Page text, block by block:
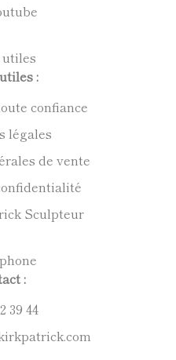
:
confiance
légales
de vente
Sculpteur
:
39 44